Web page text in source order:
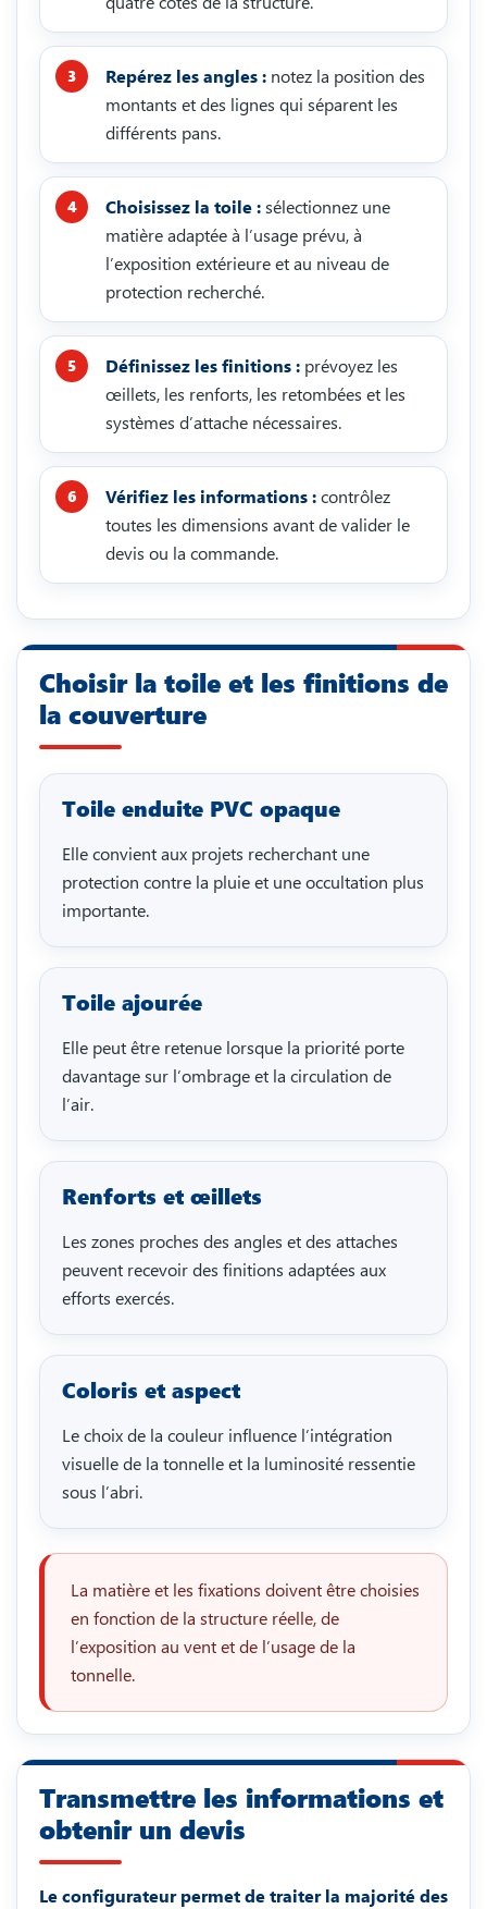
Repérez les angles : notez la position des
montants et des lignes qui séparent les
différents pans.
Choisissez la toile :sélectionnez une
matière adaptée à l’usage prévu, à
l’exposition extérieure et au niveau de
protection recherché.
Définissez les finitions : prévoyez les
œillets, les renforts, les retombées et les
systèmes d’attache nécessaires.
Vérifiez les informations :contrôlez
toutes les dimensions avant de valider le
devis ou la commande.
Choisir la toile et les finitions de
la couverture
Toile enduite PVC opaque
Elle convient aux projets recherchant une
protection contre la pluie et une occultation plus
importante.
Toile ajourée
Elle peut être retenue lorsque la priorité porte
davantage sur l’ombrage et la circulation de
l’air.
Renforts et œillets
Les zones proches des angles et des attaches
peuvent recevoir des finitions adaptées aux
efforts exercés.
Coloris et aspect
Le choix de la couleur influence l’intégration
visuelle de la tonnelle et la luminosité ressentie
sous l’abri.
La matière et les fixations doivent être choisies
en fonction de la structure réelle, de
l’exposition au vent et de l’usage de la
tonnelle.
Transmettre les informations et
obtenir un devis
Le configurateur permet de traiter la majorité des